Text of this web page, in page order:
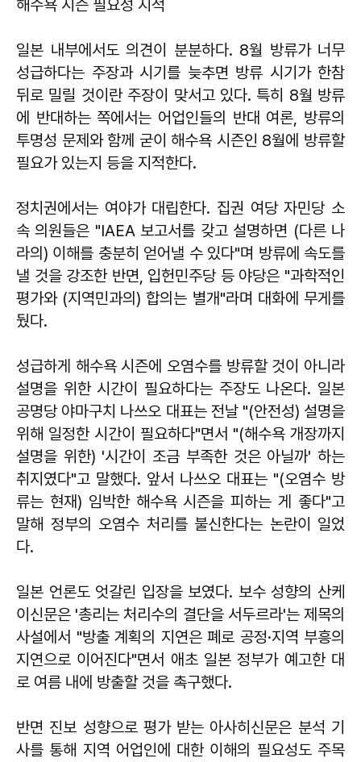
해수욕 시즌 필요성 지적
일본 내부에서도 의견이 분분하다. 8월 방류가 너무
성급하다는 주장과 시기를 늦추면 방류 시기가 한참
뒤로 밀릴 것이란 주장이 맞서고 있다. 특히 8월 방류
에 반대하는 쪽에서는 어업인들의 반대 여론, 방류의
투명성 문제와 함께 굳이 해수욕 시즌인 8월에 방류할
필요가 있는지 등을 지적한다.
정치권에서는 여야가 대립한다. 집권 여당 자민당 소
속 의원들은 "IAEA 보고서를 갖고 설명하면 (다른 나
라의) 이해를 충분히 얻어낼 수 있다"며 방류에 속도를
낼 것을 강조한 반면, 입헌민주당 등 야당은 "과학적인
평가와 (지역민과의) 합의는 별개"라며 대화에 무게를
뒀다.
성급하게 해수욕 시즌에 오염수를 방류할 것이 아니라
설명을 위한 시간이 필요하다는 주장도 나온다. 일본
공명당 야마구치 나쓰오 대표는 전날 "(안전성) 설명을
위해 일정한 시간이 필요하다"면서 "(해수욕 개장까지
설명을 위한) '시간이 조금 부족한 것은 아닐까' 하는
취지였다"고 말했다. 앞서 나쓰오 대표는 "(오염수 방
류는 현재) 임박한 해수욕 시즌을 피하는 게 좋다"고
말해 정부의 오염수 처리를 불신한다는 논란이 일었
다.
일본 언론도 엇갈린 입장을 보였다. 보수 성향의 산케
이신문은 '총리는 처리수의 결단을 서두르라'는 제목의
사설에서 "방출 계획의 지연은 폐로 공정·지역 부흥의
지연으로 이어진다"면서 애초 일본 정부가 예고한 대
로 여름 내에 방출할 것을 촉구했다.
반면 진보 성향으로 평가 받는 아사히신문은 분석 기
사를 통해 지역 어업인에 대한 이해의 필요성도 주목